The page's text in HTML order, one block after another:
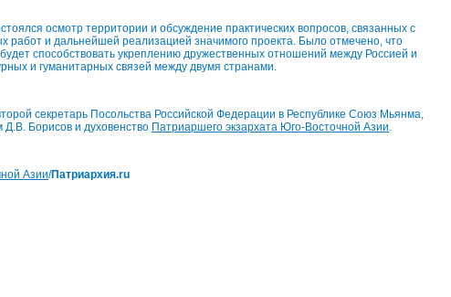
осмотр территории и обсуждение практических вопросов, связанных с
работ и дальнейшей реализацией значимого проекта. Было отмечено, что
способствовать укреплению дружественных отношений между Россией и
и гуманитарных связей между двумя странами.
секретарь Посольства Российской Федерации в Республике Союз Мьянма,
Борисов и духовенство Патриаршего экзархата Юго-Восточной Азии
Азии/Патриархия.ru